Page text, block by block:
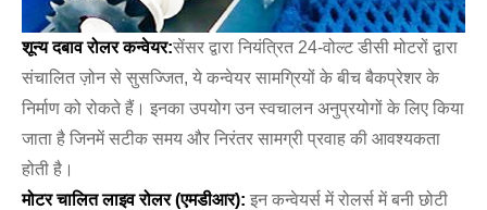
शून्य दबाव रोलर कन्वेयर:सेंसर द्वारा नियंत्रित 24-वोल्ट डीसी मोटरों द्वारा
संचालित ज़ोन से सुसज्जित, ये कन्वेयर सामग्रियों के बीच बैकप्रेशर के
निर्माण को रोकते हैं। इनका उपयोग उन स्वचालन अनुप्रयोगों के लिए किया
जाता है जिनमें सटीक समय और निरंतर सामग्री प्रवाह की आवश्यकता
होती है।
मोटर चालित लाइव रोलर (एमडीआर): इन कन्वेयर्स में रोलर्स में बनी छोटी